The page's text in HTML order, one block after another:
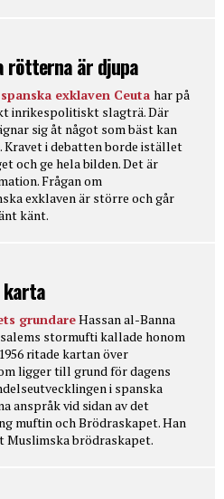
rötterna är djupa
exklaven Ceuta har på
inrikespolitiskt slagträ. Där
sig åt något som bäst kan
Kravet i debatten borde istället
och ge hela bilden. Det är
Frågan om
exklaven är större och går
känt.
karta
grundareHassan al-Banna
stormufti kallade honom
ritade kartan över
ligger till grund för dagens
i spanska
anspråk vid sidan av det
muftin och Brödraskapet. Han
Muslimska brödraskapet.